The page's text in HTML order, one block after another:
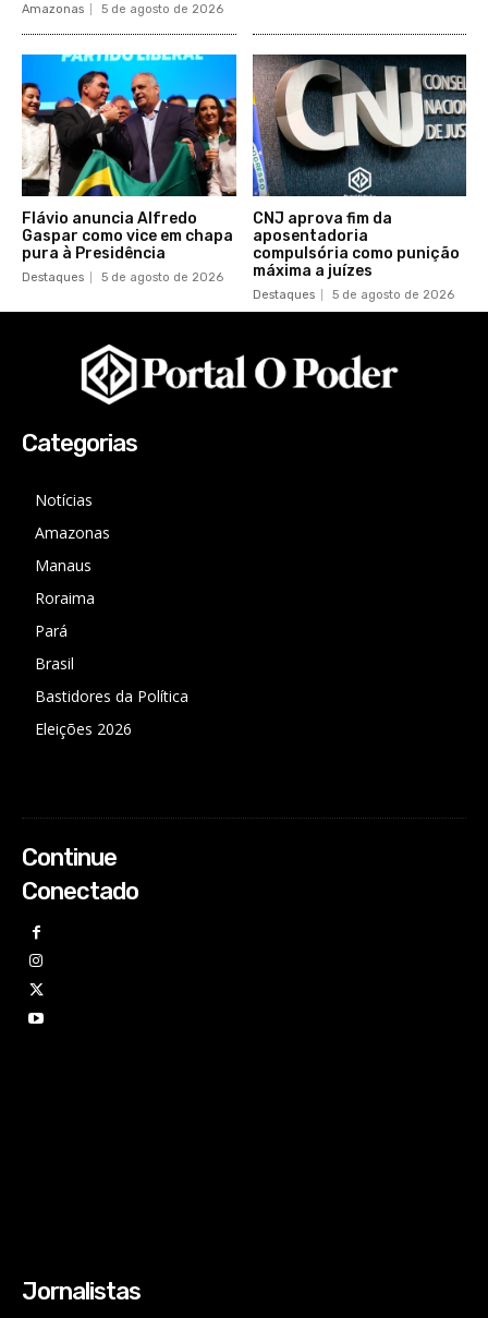
Amazonas 5 de agosto de 2026
Flávio anuncia Alfredo
Gaspar como vice em chapa
pura à Presidência
Destaques 5 de agosto de 2026
CNJ aprova fim da
aposentadoria
compulsória como punição
máxima a juízes
Destaques 5 de agosto de 2026
Categorias
Notícias
Amazonas
Manaus
Roraima
Pará
Brasil
Bastidores da Política
Eleições 2026
Continue
Conectado
Jornalistas